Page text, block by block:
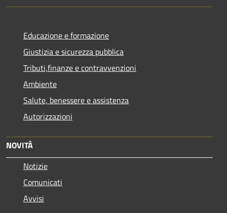
Educazione e formazione
Giustizia e sicurezza pubblica
Tributi,finanze e contravvenzioni
Ambiente
Salute, benessere e assistenza
Autorizzazioni
NOVITÀ
Notizie
Comunicati
Avvisi